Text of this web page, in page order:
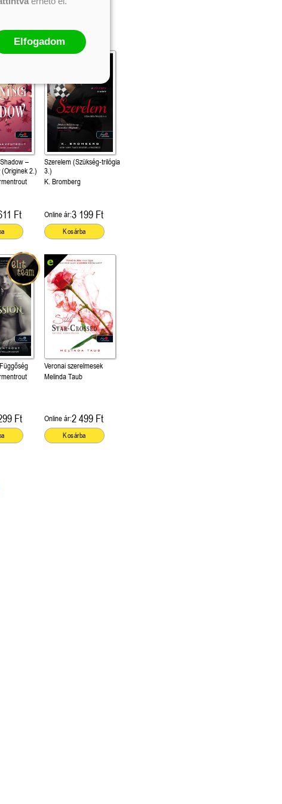
–
2.)
Ft
Szerelem (Szükség-trilógia
3.)
K. Bromberg
Online ár:3 199 Ft
Kosárba
Ft
Veronai szerelmesek
Melinda Taub
Online ár:2 499 Ft
Kosárba
Elfogadom